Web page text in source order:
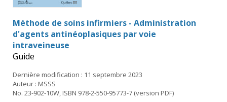
Méthode de soins infirmiers - Administration
d'agents antinéoplasiques par voie
intraveineuse
Guide
Dernière modification : 11 septembre 2023
Auteur : MSSS
No. 23-902-10W, ISBN 978-2-550-95773-7 (version PDF)